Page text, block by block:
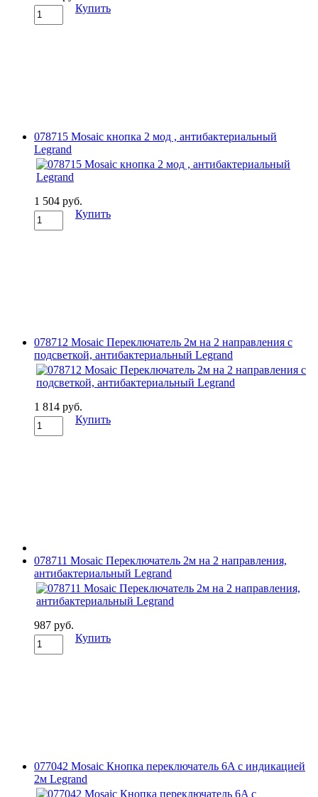
Купить
078715 Mosaic кнопка 2 мод , антибактериальный
Legrand
1 504 руб.
Купить
078712 Mosaic Переключатель 2м на 2 направления с
подсветкой, антибактериальный Legrand
1 814 руб.
Купить
078711 Mosaic Переключатель 2м на 2 направления,
антибактериальный Legrand
987 руб.
Купить
077042 Mosaic Кнопка переключатель 6A с индикацией
2м Legrand